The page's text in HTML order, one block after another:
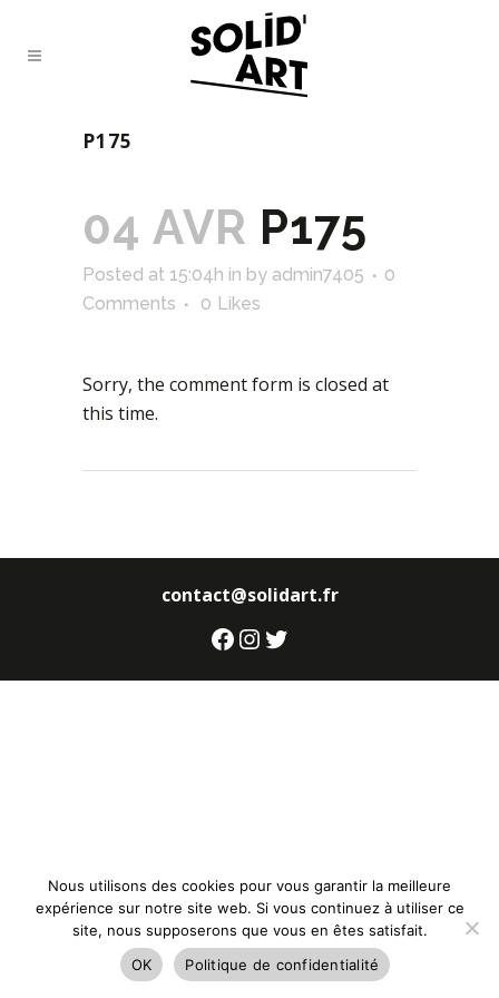
P175
04 AVR P175
Posted at 15:04h in by admin7405
0
Comments
0 Likes
Sorry, the comment form is closed at
this time.
contact@solidart.fr
Facebook
Instagram
Twitter
Nous utilisons des cookies pour vous garantir la meilleure
expérience sur notre site web. Si vous continuez à utiliser ce
site, nous supposerons que vous en êtes satisfait.
OK
Politique de confidentialité